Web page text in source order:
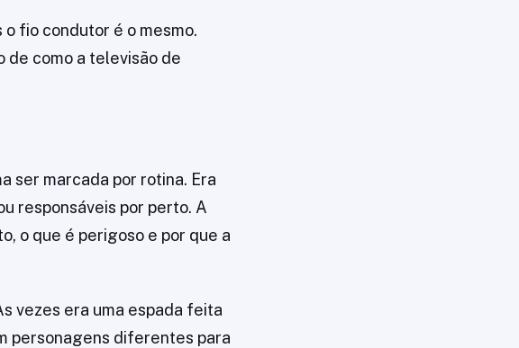
fio condutor é o mesmo.
de como a televisão de
ser marcada por rotina. Era
responsáveis por perto. A
o que é perigoso e por que a
vezes era uma espada feita
personagens diferentes para